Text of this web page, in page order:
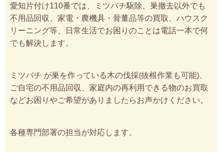
愛知片付け110番では、ミツバチ駆除、巣撤去以外でも
不用品回収、家電・農機具・骨董品等の買取、ハウスク
リーニング等、日常生活でお困りのことは電話一本で何
でも解決します。
ミツバチ が巣を作っている木の伐採(抜根作業も可能)、
ご自宅の不用品回収、家庭内の再利用できる物のお買取
などお困りやご希望がありましたらお声かけください。
各種専門部署の担当が対応します。